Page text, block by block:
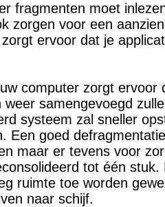
fragmenten moet
zorgen voor een
ervoor dat je
computer zorgt ervoor
weer samengevoegd
systeem zal sneller
Een goed
maar er tevens voor
tot één stuk.
ruimte toe worden
naar schijf.